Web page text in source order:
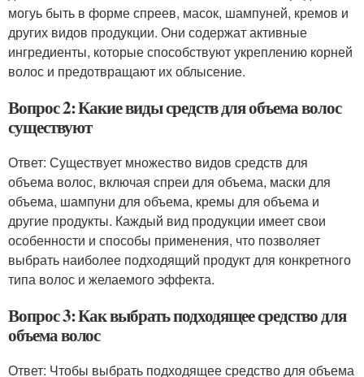
могуь быть в форме спреев, масок, шампуней, кремов и
других видов продукции. Они содержат активные
ингредиенты, которые способствуют укреплению корней
волос и предотвращают их облысение.
Вопрос 2: Какие виды средств для объема волос
существуют
Ответ: Существует множество видов средств для
объема волос, включая спреи для объема, маски для
объема, шампуни для объема, кремы для объема и
другие продукты. Каждый вид продукции имеет свои
особенности и способы применения, что позволяет
выбрать наиболее подходящий продукт для конкретного
типа волос и желаемого эффекта.
Вопрос 3: Как выбрать подходящее средство для
объема волос
Ответ: Чтобы выбрать подходящее средство для объема